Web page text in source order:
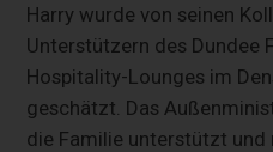
Harry wurde von seinen
Unterstützern des Dundee
Hospitality-Lounges im
geschätzt. Das
die Familie unterstützt